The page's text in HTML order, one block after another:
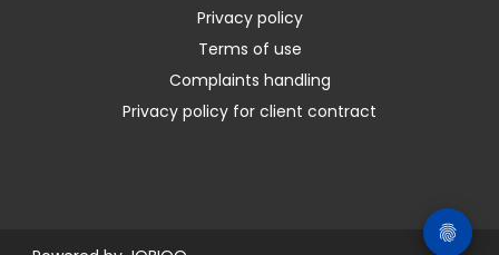
Privacy policy
Terms of use
Complaints handling
Privacy policy for client contract